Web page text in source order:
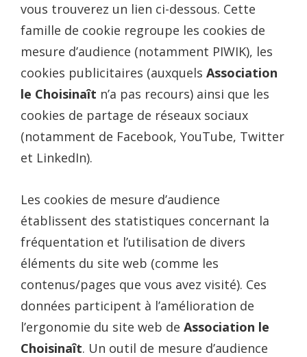
vous trouverez un lien ci-dessous. Cette
famille de cookie regroupe les cookies de
mesure d’audience (notamment PIWIK), les
cookies publicitaires (auxquels Association
le Choisinaît n’a pas recours) ainsi que les
cookies de partage de réseaux sociaux
(notamment de Facebook, YouTube, Twitter
et LinkedIn).
Les cookies de mesure d’audience
établissent des statistiques concernant la
fréquentation et l’utilisation de divers
éléments du site web (comme les
contenus/pages que vous avez visité). Ces
données participent à l’amélioration de
l’ergonomie du site web de Association le
Choisinaît. Un outil de mesure d’audience